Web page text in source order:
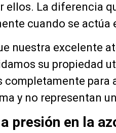
ellos. La diferencia
cuando se
nuestra excelente
su propiedad
completamente para
y no representan
presión en la